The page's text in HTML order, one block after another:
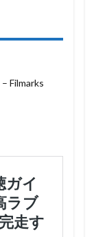
– Filmarks